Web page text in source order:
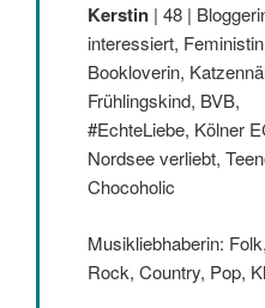
Kerstin | 48 |
interessiert,
Bookloverin,
Frühlingskind, BVB,
#EchteLiebe, Kölner
Nordsee verliebt,
Chocoholic
Musikliebhaberin:
Rock, Country, Pop,